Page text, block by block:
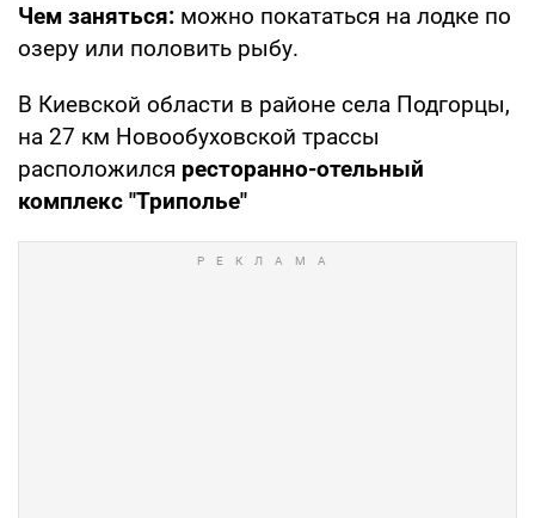
Чем заняться: можно покататься на лодке по
озеру или половить рыбу.
В Киевской области в районе села Подгорцы,
на 27 км Новообуховской трассы
расположился ресторанно-отельный
комплекс "Триполье"